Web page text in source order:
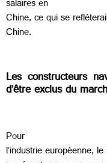
salaires en
Chine, ce qui se
Chine.
Les constructeurs
d’être exclus du
Pour
l’industrie européenne,